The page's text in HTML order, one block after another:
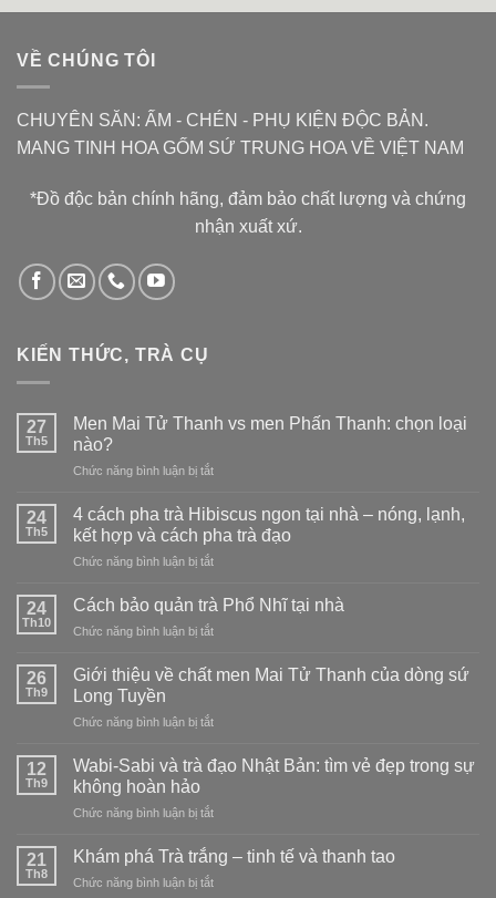
1.600.000 ₫.là:
VỀ CHÚNG TÔI
CHUYÊN SĂN: ẤM - CHÉN - PHỤ KIỆN ĐỘC BẢN.
MANG TINH HOA GỐM SỨ TRUNG HOA VỀ VIỆT NAM
*Đồ độc bản chính hãng, đảm bảo chất lượng và chứng
nhận xuất xứ.
KIẾN THỨC, TRÀ CỤ
27
Th5
Men Mai Tử Thanh vs men Phấn Thanh: chọn loại
nào?
Chức năng bình luận bị tắtở
Mai
Tử
Thanh
vs
Phấn
chọn
nào?
24
Th5
4 cách pha trà Hibiscus ngon tại nhà – nóng, lạnh,
kết hợp và cách pha trà đạo
Chức năng bình luận bị tắtở
cách
trà
ngon
–
lạnh,
pha
trà
24
Th10
Cách bảo quản trà Phổ Nhĩ tại nhà
Chức năng bình luận bị tắtở
Phổ
tại
26
Th9
Giới thiệu về chất men Mai Tử Thanh của dòng sứ
Long Tuyền
Chức năng bình luận bị tắtở
thiệu
về
men
Tử
của
12
Th9
Wabi-Sabi và trà đạo Nhật Bản: tìm vẻ đẹp trong sự
không hoàn hảo
Chức năng bình luận bị tắtở
và
trà
21
Th8
Khám phá Trà trắng – tinh tế và thanh tao
Chức năng bình luận bị tắtở